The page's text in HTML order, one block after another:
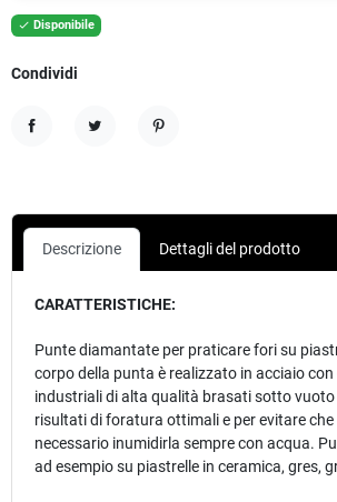
 Disponibile
Condividi
Descrizione Dettagli del prodotto
CARATTERISTICHE:
Punte diamantate per praticare fori su
corpo della punta è realizzato in acciaio
industriali di alta qualità brasati sotto
risultati di foratura ottimali e per evitare che
necessario inumidirla sempre con acqua.
ad esempio su piastrelle in ceramica, gres,